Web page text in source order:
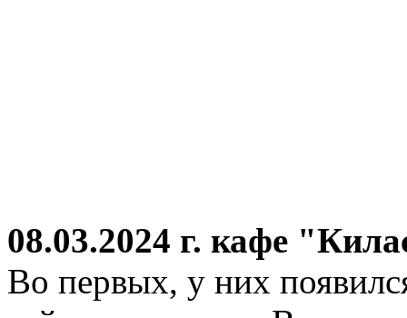
08.03.2024 г. кафе
Во первых, у них